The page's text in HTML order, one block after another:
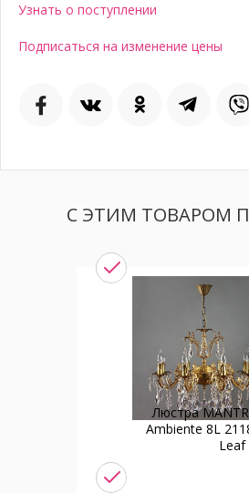
Узнать о поступлении
Подписаться на изменение цены
С ЭТИМ ТОВАРОМ
Люстра
Ambiente 8L
Leaf